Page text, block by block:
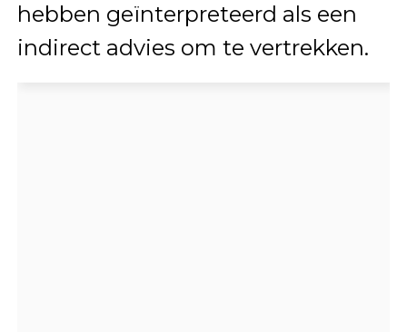
hebben geïnterpreteerd als een
indirect advies om te vertrekken.